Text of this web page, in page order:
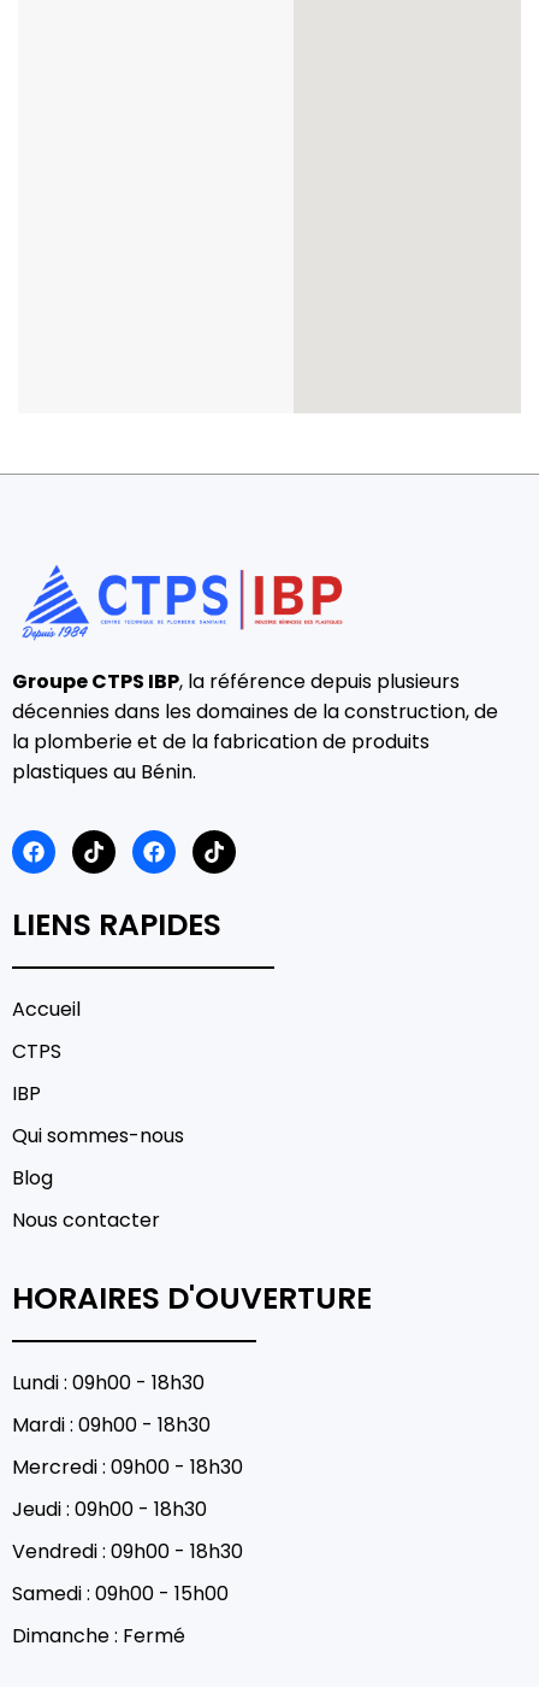
Groupe CTPS IBP, la référence depuis plusieurs
décennies dans les domaines de la construction, de
la plomberie et de la fabrication de produits
plastiques au Bénin.
LIENS RAPIDES
Accueil
CTPS
IBP
Qui sommes-nous
Blog
Nous contacter
HORAIRES D'OUVERTURE
Lundi : 09h00 - 18h30
Mardi : 09h00 - 18h30
Mercredi : 09h00 - 18h30
Jeudi : 09h00 - 18h30
Vendredi : 09h00 - 18h30
Samedi : 09h00 - 15h00
Dimanche : Fermé